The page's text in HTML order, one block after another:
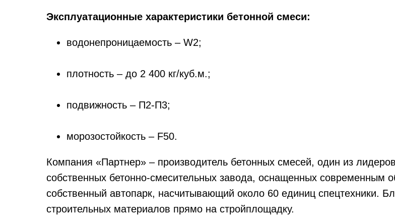
Эксплуатационные характеристики бетонной смеси:
водонепроницаемость – W2;
плотность – до 2 400 кг/куб.м.;
подвижность – П2-П3;
морозостойкость – F50.
Компания «Партнер» – производитель бетонных смесей, один из
собственных бетонно-смесительных завода, оснащенных современным
собственный автопарк, насчитывающий около 60 единиц спецтехники.
строительных материалов прямо на стройплощадку.